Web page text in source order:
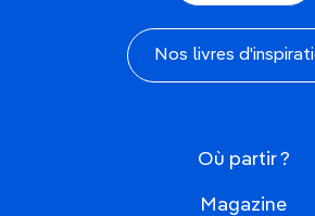
Nos livres
Où partir ?
Magazine